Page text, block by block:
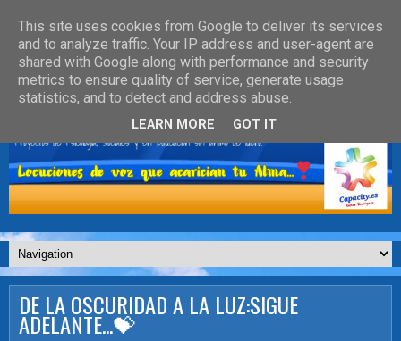
DE LA OSCURIDAD A LA LUZ:SIGUE
ADELANTE...💝
This site uses cookies from Google to deliver its services
and to analyze traffic. Your IP address and user-agent are
shared with Google along with performance and security
metrics to ensure quality of service, generate usage
statistics, and to detect and address abuse.
LEARN MORE GOT IT